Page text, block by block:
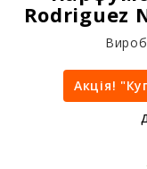
Rodriguez
Акція!